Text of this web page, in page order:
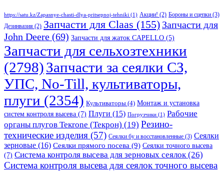
https://satu.kz/Zapasnye-chasti-dlya-pritsepnoj-tehniki (1) Акции! (2) Бороны и сцепки (3)
Дезинвазия (2) Запчасти для Claas (155) Запчасти для
John Deere (69) Запчасти для жаток CAPELLO (5)
Запчасти для сельхозтехники
(2798)Запчасти за сеялки СЗ,
УПС, No-Till, культиваторы,
плуги (2354) Культиваторы (4) Монтаж и установка
систем контроля высева (7) Плуги (15) Погрузчики (1) Рабочие
органы плугов Текrоne (Текрон) (19) Резино-
технические изделия (57) Сеялки бу и восстановленные (3) Сеялки
зерновые (16) Сеялки прямого посева (9) Сеялки точного высева
(7) Система контроля высева для зерновых сеялок (26)
Система контроля высева для сеялок точного высева